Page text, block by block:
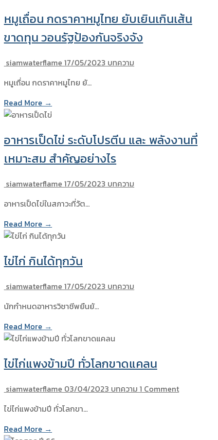
หมูเถื่อน กดราคาหมูไทย ยับเยินเกินเส้น
ขาดทุน วอนรัฐป้องกันจริงจัง
siamwaterflame 17/05/2023 บทความ
หมูเถื่อน กดราคาหมูไทย ยั…
Read More →
อาหารเป็ดไข่ ระดับโปรตีน และ พลังงานที่
เหมาะสม สำคัญอย่างไร
siamwaterflame 17/05/2023 บทความ
อาหารเป็ดไข่ในสภาวะที่วัต…
Read More →
ไข่ไก่ กินได้ทุกวัน
siamwaterflame 17/05/2023 บทความ
นักกำหนดอาหารวิชาชีพยืนยั…
Read More →
ไข่ไก่แพงข้ามปี ทั่วโลกขาดแคลน
siamwaterflame 03/04/2023 บทความ 1 Comment
ไข่ไก่แพงข้ามปี ทั่วโลกขา…
Read More →